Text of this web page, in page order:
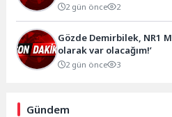
2 gün önce 2
Gözde Demirbilek, NR1
olarak var olacağım!’
2 gün önce 3
Gündem